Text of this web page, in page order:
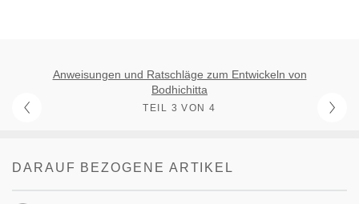
Anweisungen und Ratschläge zum Entwickeln von
Bodhichitta
TEIL 3 VON 4
DARAUF BEZOGENE ARTIKEL